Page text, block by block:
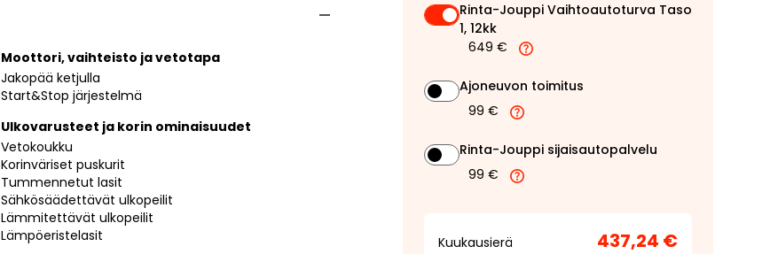
Moottori, vaihteisto ja vetotapa
Jakopää ketjulla
Start&Stop järjestelmä
Ulkovarusteet ja korin ominaisuudet
Vetokoukku
Korinväriset puskurit
Tummennetut lasit
Sähkösäädettävät ulkopeilit
Lämmitettävät ulkopeilit
Lämpöeristelasit
Rinta-Jouppi Vaihtoautoturva Taso
1, 12kk
649 €
Ajoneuvon toimitus
99 €
Rinta-Jouppi sijaisautopalvelu
99 €
Kuukausierä 437,24 €